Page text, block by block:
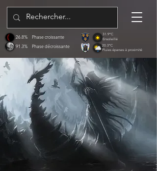
91.3%
26.8%
Phase décroissante
Phase croissante
31.9°C
Ensoleillé
20.3°C
Pluies éparses à proximité